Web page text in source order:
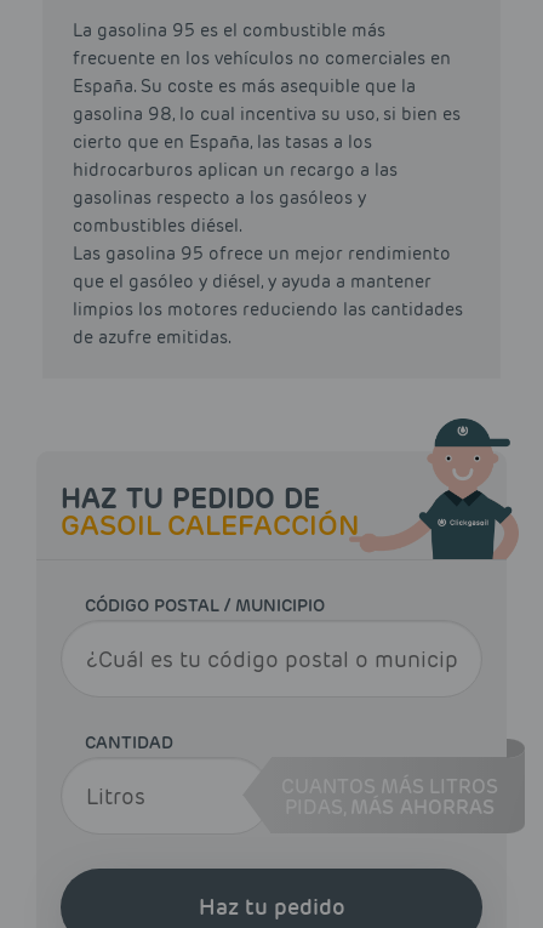
La gasolina 95 es el combustible más
frecuente en los vehículos no comerciales en
España. Su coste es más asequible que la
gasolina 98, lo cual incentiva su uso, si bien es
cierto que en España, las tasas a los
hidrocarburos aplican un recargo a las
gasolinas respecto a los gasóleos y
combustibles diésel.
Las gasolina 95 ofrece un mejor rendimiento
que el gasóleo y diésel, y ayuda a mantener
limpios los motores reduciendo las cantidades
de azufre emitidas.
HAZ TU PEDIDO DE
GASOIL CALEFACCIÓN
CÓDIGO POSTAL / MUNICIPIO
CANTIDAD
CUANTOS MÁS LITROS
MÁS AHORRAS
Haz tu pedido